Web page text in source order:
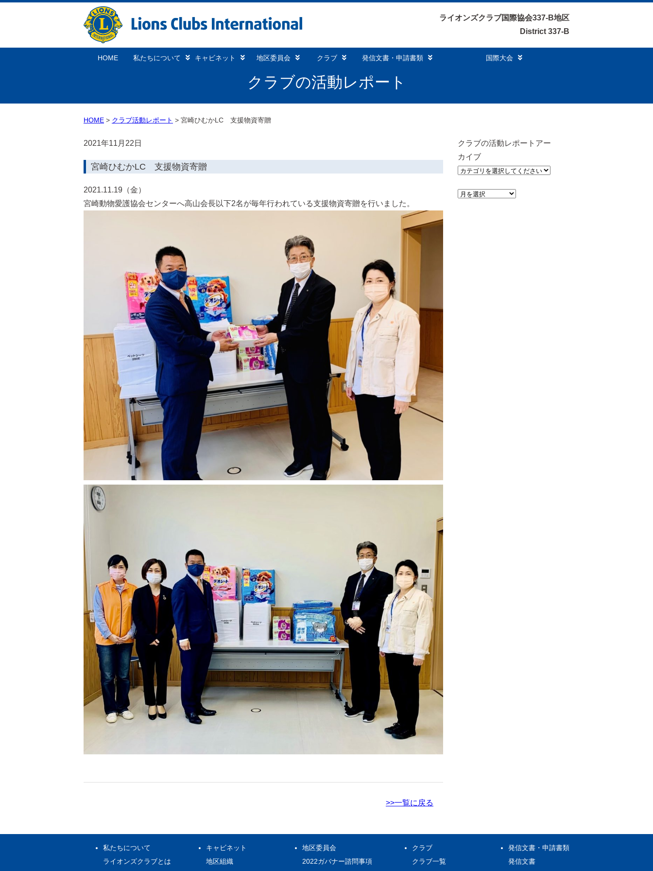
ライオンズクラブ国際協会337-B地区
District 337-B
HOME 私たちについて キャビネット 地区委員会 クラブ 発信文書・申請書類 国際大会
クラブの活動レポート
HOME クラブ活動レポート 宮崎ひむかLC 支援物資寄贈
2021年11月22日
宮崎ひむかLC 支援物資寄贈
2021.11.19（金）
宮崎動物愛護協会センターへ高山会長以下2名が毎年行われている支援物資寄贈を行いました。
>>一覧に戻る
クラブの活動レポートアー
カイブ
私たちについて
ライオンズクラブとは
キャビネット
地区組織
地区委員会
2022ガバナー諮問事項
クラブ
クラブ一覧
発信文書・申請書類
発信文書